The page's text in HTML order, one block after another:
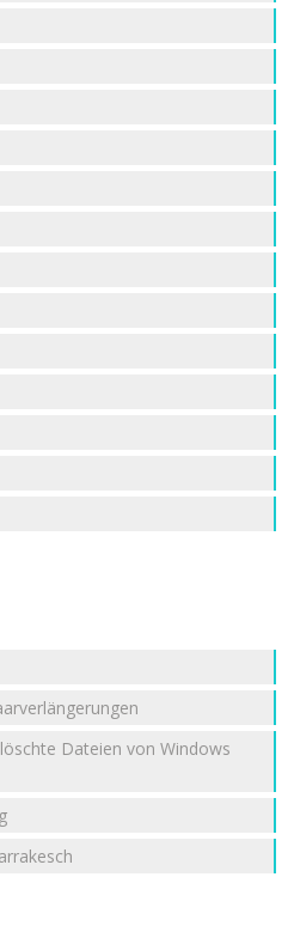
Dateien von Windows